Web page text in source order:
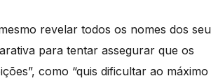
revelar todos os nomes dos
para tentar assegurar que os
como “quis dificultar ao máximo